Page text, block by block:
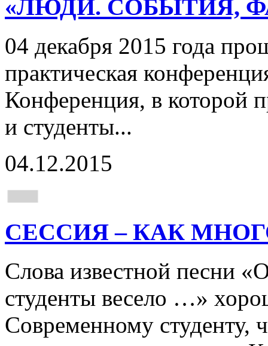
«ЛЮДИ. СОБЫТИЯ,
04 декабря 2015 года
практическая
Конференция, в которой
и студенты...
04.12.2015
СЕССИЯ – КАК
Слова известной песни
студенты весело …»
Современному студенту,